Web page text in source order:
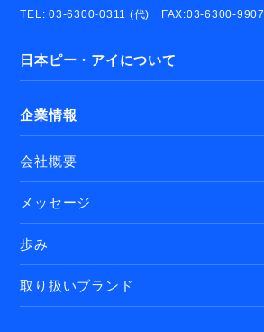
TEL: 03-6300-0311 (代) FAX:03-6300-9907
日本ピー・アイについて
企業情報
会社概要
メッセージ
歩み
取り扱いブランド